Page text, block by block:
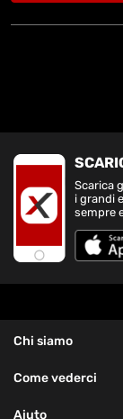
Scarica
i grandi
sempre
Chi siamo
Come vederci
Aiuto